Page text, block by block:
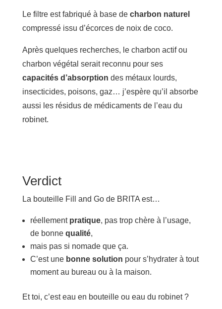
Le filtre est fabriqué à base de charbon naturel
compressé issu d’écorces de noix de coco.
Après quelques recherches, le charbon actif ou
charbon végétal serait reconnu pour ses
capacités d’absorption des métaux lourds,
insecticides, poisons, gaz… j’espère qu’il absorbe
aussi les résidus de médicaments de l’eau du
robinet.
Verdict
La bouteille Fill and Go de BRITA est…
réellement pratique, pas trop chère à l’usage,
de bonne qualité,
mais pas si nomade que ça.
C’est une bonne solution pour s’hydrater à tout
moment au bureau ou à la maison.
Et toi, c’est eau en bouteille ou eau du robinet ?